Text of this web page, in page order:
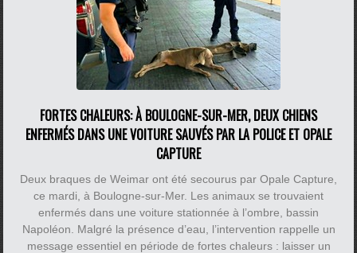
FORTES CHALEURS: À BOULOGNE-SUR-MER, DEUX CHIENS
ENFERMÉS DANS UNE VOITURE SAUVÉS PAR LA POLICE ET OPALE
CAPTURE
Deux braques de Weimar ont été secourus par Opale Capture,
ce mardi, à Boulogne-sur-Mer. Les animaux se trouvaient
enfermés dans une voiture stationnée à l’ombre, bassin
Napoléon. Malgré la présence d’eau, l’intervention rappelle un
message essentiel en période de fortes chaleurs : laisser un